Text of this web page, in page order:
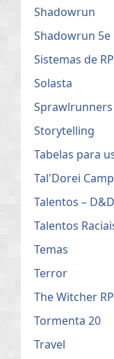
Shadowrun
Shadowrun 5e
Sistemas de
Solasta
Sprawlrunners
Storytelling
Tabelas para
Tal'Dorei
Talentos –
Talentos
Temas
Terror
The Witcher
Tormenta 20
Travel